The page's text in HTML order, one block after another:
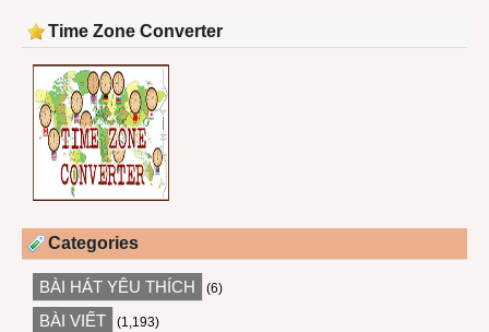
Time Zone Converter
Categories
BÀI HÁT YÊU THÍCH (6)
BÀI VIẾT (1,193)